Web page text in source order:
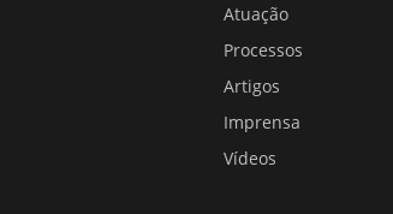
Atuação
Processos
Artigos
Imprensa
Vídeos